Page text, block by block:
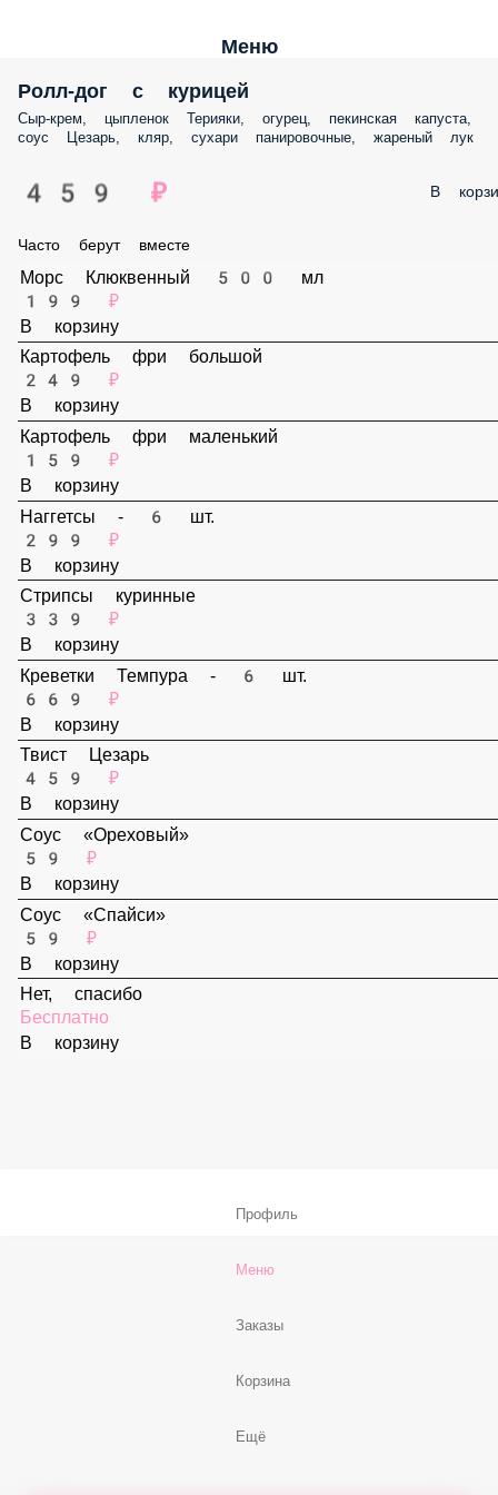
Меню
Ролл-дог с курицей
Сыр-крем, цыпленок Терияки, огурец, пекинская капуста, соус
кляр, сухари панировочные, жареный лук
459 ₽ В
Часто берут вместе
Морс Клюквенный 500 мл
199 ₽
В корзину
Картофель фри большой
249 ₽
В корзину
Картофель фри маленький
159 ₽
В корзину
Наггетсы - 6 шт.
299 ₽
В корзину
Стрипсы куринные
В корзину
Креветки Темпура - 6 шт.
669 ₽
В корзину
Твист Цезарь
459 ₽
В корзину
Соус «Ореховый»
59 ₽
В корзину
Профиль